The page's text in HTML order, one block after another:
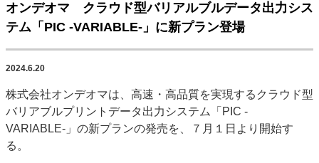
TOP
動画コンテンツ
インタビュー
コレクション
SDGs・地域
ポストプレス ビジネス イベント 信用情報
市場・統計
人事・移転・異動・訃報
特集記事カテゴリー一覧
オンデオマ クラウド型バリアルブルデータ出力シス
テム「PIC -VARIABLE-」に新プラン登場
2024.6.20
株式会社オンデオマは、高速・高品質を実現するクラウド型
バリアブルプリントデータ出力システム「PIC -
VARIABLE-」の新プランの発売を、７月１日より開始す
る。